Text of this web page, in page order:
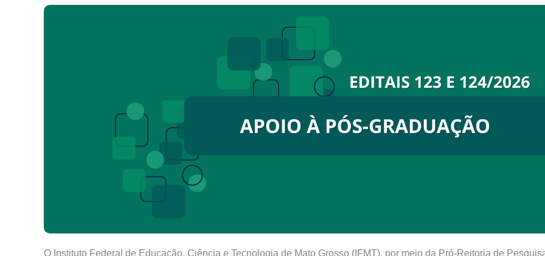
O Instituto Federal de Educação, Ciência e Tecnologia de Mato Grosso (IFMT), por meio da Pró-Reitoria de